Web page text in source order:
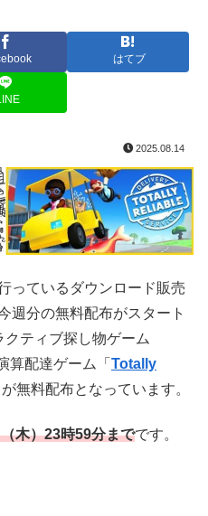
はてブ
2025.08.14
っているダウンロード販売
週分の無料配布がスタート
ティブ探し物ゲーム
算配達ゲーム「 Totally
が無料配布となっています。
木）23時59分までです。